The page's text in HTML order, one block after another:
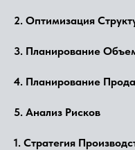
2. Оптимизация
3. Планирование
4. Планирование
5. Анализ Рисков
1. Стратегия